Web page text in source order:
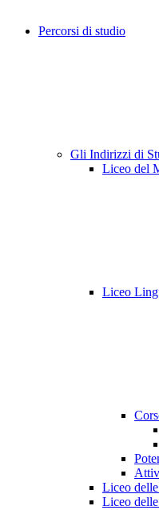
Percorsi di studio
Gli Indirizzi di
Liceo del
Liceo
Liceo
Liceo